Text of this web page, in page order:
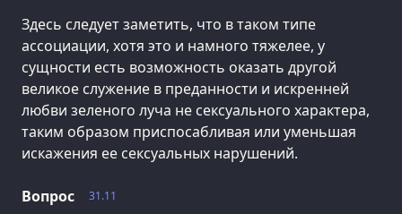
Здесь следует заметить, что в таком типе
ассоциации, хотя это и намного тяжелее, у
сущности есть возможность оказать другой
великое служение в преданности и искренней
любви зеленого луча не сексуального характера,
таким образом приспосабливая или уменьшая
искажения ее сексуальных нарушений.
31.11
Вопрос